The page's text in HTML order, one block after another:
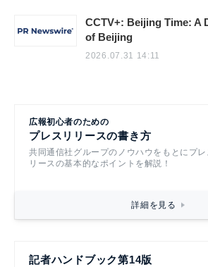
CCTV+: Beijing Time: A
of Beijing
2026.07.31 14:11
広報初心者のための
プレスリリースの書き方
共同通信社グループのノウハウをもとにプレ
リースの基本的なポイントを解説！
詳細を見る
記者ハンドブック第14版